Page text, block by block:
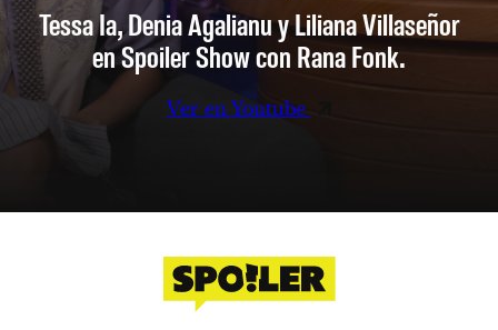
Tessa Ia, Denia Agalianu y Liliana Villaseñor
en Spoiler Show con Rana Fonk.
Ver en Youtube